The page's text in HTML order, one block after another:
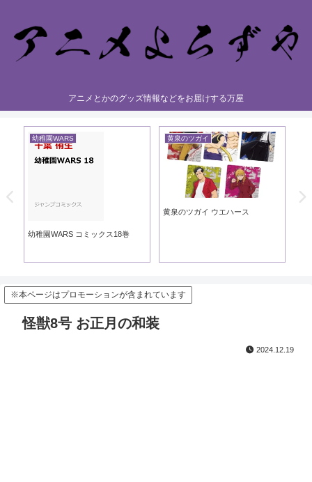
アニメとかのグッズ情報などをお届けする万屋
幼稚園WARS
幼稚園WARS コミックス18巻
黄泉のツガイ
黄泉のツガイ ウエハース
※本ページはプロモーションが含まれています
怪獣8号 お正月の和装
2024.12.19